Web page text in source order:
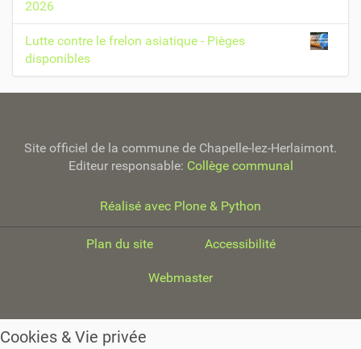
2026
Lutte contre le frelon asiatique - Pièges
disponibles
Site officiel de la commune de Chapelle-lez-Herlaimont.
Editeur responsable: Collège communal
Réalisé avec Plone & Python
Plan du site Accessibilité
Webmaster
Cookies & Vie privée